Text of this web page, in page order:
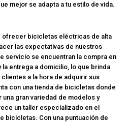
mejor se adapta a tu estilo de vida.
ofrecer bicicletas eléctricas de alta
las expectativas de nuestros
servicio se encuentran la compra en
entrega a domicilio, lo que brinda
a la hora de adquirir sus
con una tienda de bicicletas donde
gran variedad de modelos y
un taller especializado en el
bicicletas. Con una puntuación de